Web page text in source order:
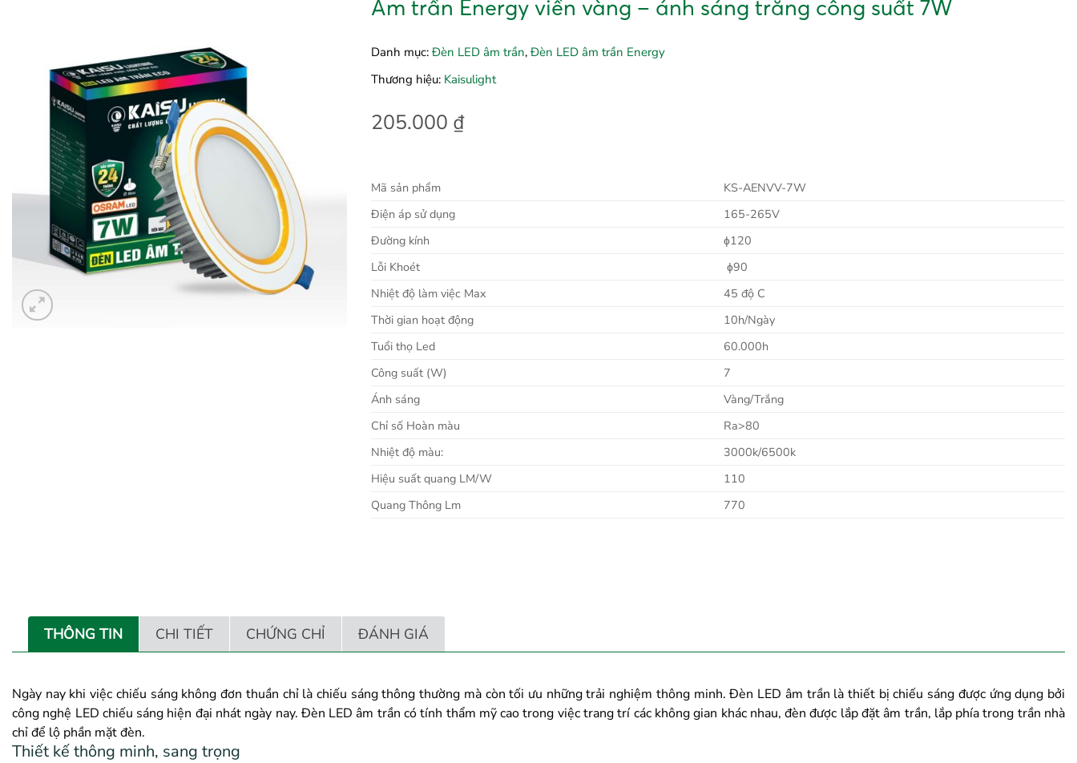
Âm trần Energy viền vàng – ánh sáng trắng công suất 7W
Danh mục: Đèn LED âm trần, Đèn LED âm trần Energy
Thương hiệu: Kaisulight
205.000 ₫
Mã sản phẩm
KS-AENVV-7W
Điện áp sử dụng
165-265V
Đường kính
ɸ120
Lỗi Khoét
ɸ90
Nhiệt độ làm việc Max
45 độ C
Thời gian hoạt động
10h/Ngày
Tuổi thọ Led
60.000h
Công suất (W)
7
Ánh sáng
Vàng/Trắng
Chỉ số Hoàn màu
Ra>80
Nhiệt độ màu:
3000k/6500k
Hiệu suất quang LM/W
110
Quang Thông Lm
770
THÔNG TIN CHI TIẾT CHỨNG CHỈ ĐÁNH GIÁ
Ngày nay khi việc chiếu sáng không đơn thuần chỉ là chiếu sáng thông thường mà còn tối ưu những trải nghiệm thông minh. Đèn LED âm trần là thiết bị chiếu sáng được ứng dụng bởi
công nghệ LED chiếu sáng hiện đại nhát ngày nay. Đèn LED âm trần có tính thẩm mỹ cao trong việc trang trí các không gian khác nhau, đèn được lắp đặt âm trần, lắp phía trong trần nhà
chỉ để lộ phần mặt đèn.
Thiết kế thông minh, sang trọng